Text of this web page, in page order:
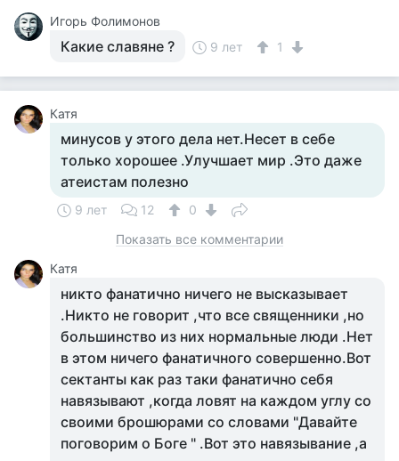
Игорь Фолимонов
Какие славяне ? 9 лет 1
Катя
минусов у этого дела нет.Несет в себе
только хорошее .Улучшает мир .Это даже
атеистам полезно
9 лет 12
0
Показать все комментарии
Катя
никто фанатично ничего не высказывает
.Никто не говорит ,что все священники ,но
большинство из них нормальные люди .Нет
в этом ничего фанатичного совершенно.Вот
сектанты как раз таки фанатично себя
навязывают ,когда ловят на каждом углу со
своими брошюрами со словами "Давайте
поговорим о Боге " .Вот это навязывание ,а